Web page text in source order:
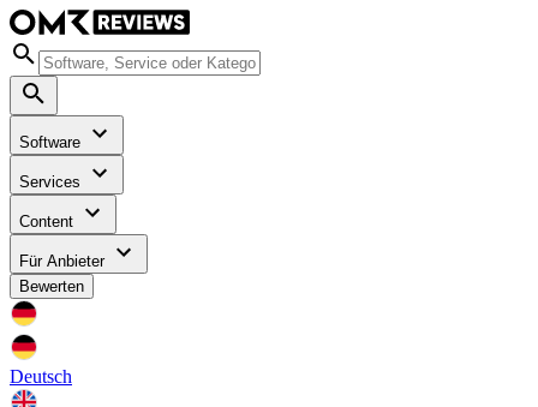
Software
Services
Content
Für Anbieter
Bewerten
Deutsch